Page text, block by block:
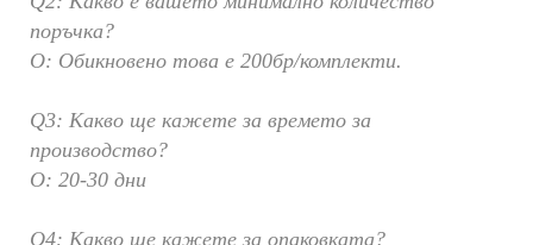
поръчка?
О: Обикновено това е 200бр/комплекти.
Q3: Какво ще кажете за времето за
производство?
О: 20-30 дни
Q4: Какво ще кажете за опаковката?